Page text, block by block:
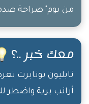
من يوم" صراحة
وإنبسِط المهم
ولازم الواحد ما
بتسوى! سألته:
بالدكان!
معك خبر ..؟
نابليون
أرانب برية واضطر